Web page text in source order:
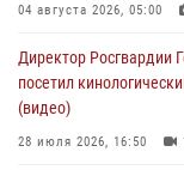
День физкультурника
08 августа 2026, 06:03
04 августа 2026, 05:00
Директор Росгвардии
посетил
(видео)
28 июля 2026, 16:50